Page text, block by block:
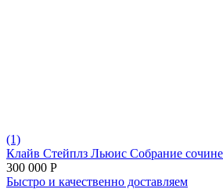
(1)
Клайв Стейплз Льюис Собрание
300 000 Р
Быстро и качественно доставляем